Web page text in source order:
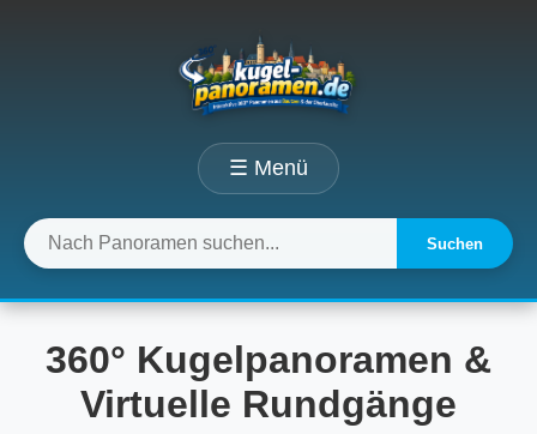
☰ Menü
Suchen
360° Kugelpanoramen &
Virtuelle Rundgänge